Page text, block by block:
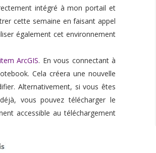
intégré à mon portail et
cette semaine en faisant appel
également cet environnement
ArcGIS. En vous connectant à
Cela créera une nouvelle
Alternativement, si vous êtes
vous pouvez télécharger le
accessible au téléchargement